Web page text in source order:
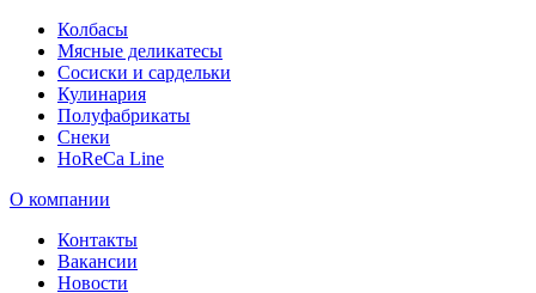
Колбасы
Мясные деликатесы
Сосиски и сардельки
Кулинария
Полуфабрикаты
Снеки
HoReCa Line
О компании
Контакты
Вакансии
Новости